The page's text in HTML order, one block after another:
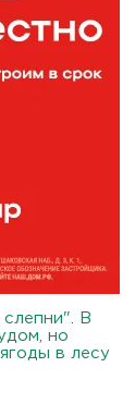
В
но
в лесу